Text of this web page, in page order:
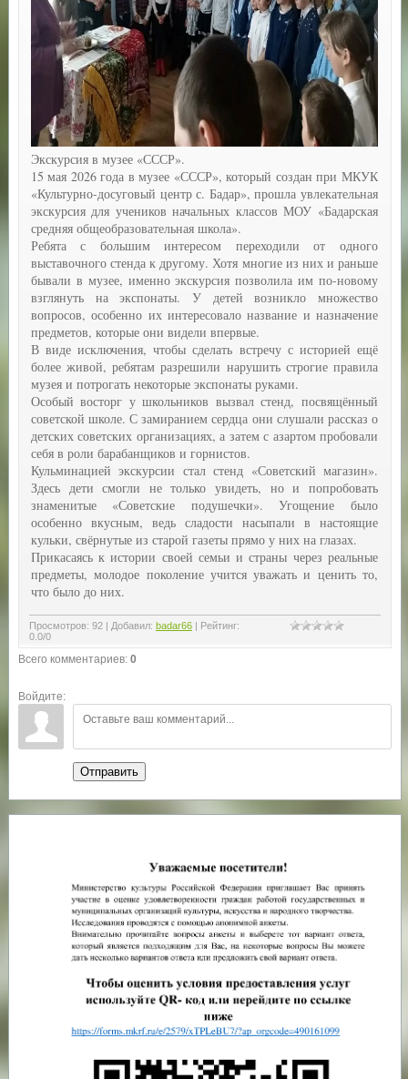
Экскурсия в музее «СССР».
15 мая 2026 года в музее «СССР», который создан при МКУК
«Культурно-досуговый центр с. Бадар», прошла увлекательная
экскурсия для учеников начальных классов МОУ «Бадарская
средняя общеобразовательная школа».
Ребята с большим интересом переходили от одного
выставочного стенда к другому. Хотя многие из них и раньше
бывали в музее, именно экскурсия позволила им по-новому
взглянуть на экспонаты. У детей возникло множество
вопросов, особенно их интересовало название и назначение
предметов, которые они видели впервые.
В виде исключения, чтобы сделать встречу с историей ещё
более живой, ребятам разрешили нарушить строгие правила
музея и потрогать некоторые экспонаты руками.
Особый восторг у школьников вызвал стенд, посвящённый
советской школе. С замиранием сердца они слушали рассказ о
детских советских организациях, а затем с азартом пробовали
себя в роли барабанщиков и горнистов.
Кульминацией экскурсии стал стенд «Советский магазин».
Здесь дети смогли не только увидеть, но и попробовать
знаменитые «Советские подушечки». Угощение было
особенно вкусным, ведь сладости насыпали в настоящие
кульки, свёрнутые из старой газеты прямо у них на глазах.
Прикасаясь к истории своей семьи и страны через реальные
предметы, молодое поколение учится уважать и ценить то,
что было до них.
Просмотров: 92| Добавил: badar66 | Рейтинг:
0.0/0
Всего комментариев: 0
Войдите:
Отправить